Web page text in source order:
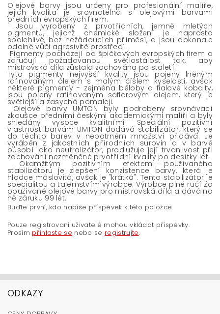
Olejové barvy jsou určeny pro profesionální malíře,
jejich kvalita je srovnatelná s olejovými barvami
předních evropských firem.
Jsou vyrobeny z prvotřídních, jemně mletých
pigmentů, jejichž chemické složení je naprosto
spolehlivé, bez nežádoucích příměsí, a jsou dokonale
odolné vůči agresivitě prostředí.
Pigmenty pocházejí od špičkových evropských firem a
zaručují požadovanou světlostálost tak, aby
mistrovská díla zůstala zachována po staletí.
Tyto pigmenty nejvyšší kvality jsou pojeny lněným
rafinovaným olejem s malým číslem kyselosti, avšak
některé pigmenty - zejména běloby a fialové kobalty,
jsou pojeny rafinovaným saflorovým olejem, který je
světlejší a zasychá pomaleji.
Olejové barvy UMTON byly podrobeny srovnávací
zkoušce předními českými akademickými malíři a byly
shledány vysoce kvalitními. Speciální pozitivní
vlastnost barvám UMTON dodává stabilizátor, který se
do těchto barev v nepatrném množství přidává. Je
vyráběn z jakostních přírodních surovin a v barvě
působí jako neutralizátor, prodlužuje její trvanlivost při
zachování nezměněné prvotřídní kvality po desítky let.
Okamžitým pozitivním efektem používaného
stabilizátoru je zlepšení konzistence barvy, která je
hladce máslovitá, avšak je "krátká". Tento stabilizátor je
specialitou a tajemstvím výrobce. Výrobce plně ručí za
používané olejové barvy pro mistrovská díla a dává na
ně záruku 99 let.
Buďte první, kdo napíše příspěvek k této položce.
Pouze registrovaní uživatelé mohou vkládat příspěvky.
Prosím přihlaste se nebo se registrujte.
ODKAZY